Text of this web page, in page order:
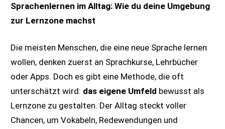
Sprachenlernen im Alltag: Wie du deine Umgebung
zur Lernzone machst
Die meisten Menschen, die eine neue Sprache lernen
wollen, denken zuerst an Sprachkurse, Lehrbücher
oder Apps. Doch es gibt eine Methode, die oft
unterschätzt wird: das eigene Umfeld bewusst als
Lernzone zu gestalten. Der Alltag steckt voller
Chancen, um Vokabeln, Redewendungen und